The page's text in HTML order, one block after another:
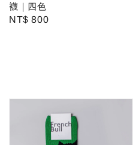
襪｜四色
Regular
NT$ 800